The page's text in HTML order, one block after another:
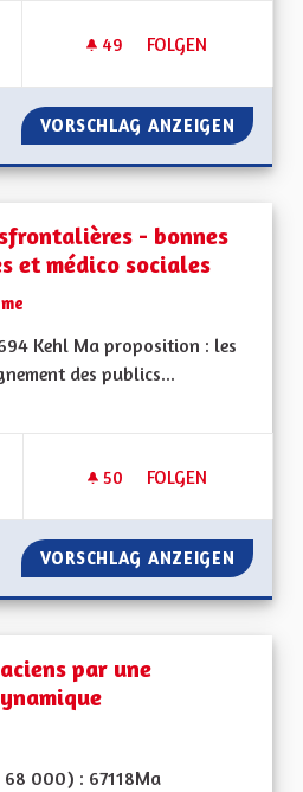
49 49 FOLLOWER
FOLGEN
INSTITUTION
VORSCHLAG ANZEIGEN
- bonnes
et médico sociales
Kehl Ma proposition : les
des publics...
50 50 FOLLOWER
FOLGEN
INSPIRATIONS
VORSCHLAG ANZEIGEN
par une
68 000) : 67118Ma